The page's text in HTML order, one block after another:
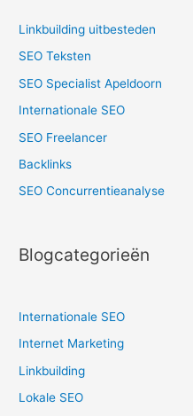
Linkbuilding uitbesteden
SEO Teksten
SEO Specialist Apeldoorn
Internationale SEO
SEO Freelancer
Backlinks
SEO Concurrentieanalyse
Blogcategorieën
Internationale SEO
Internet Marketing
Linkbuilding
Lokale SEO